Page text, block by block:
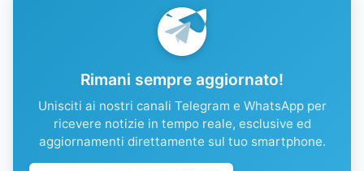
Rimani sempre aggiornato!
Unisciti ai nostri canali Telegram e WhatsApp per
ricevere notizie in tempo reale, esclusive ed
aggiornamenti direttamente sul tuo smartphone.